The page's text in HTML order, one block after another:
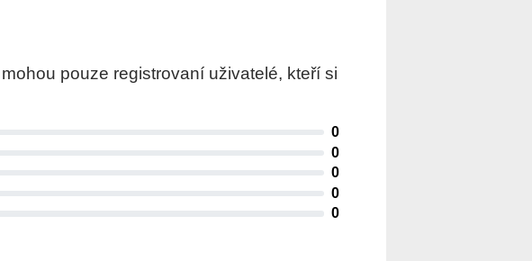
pouze registrovaní uživatelé, kteří si
0
0
0
0
0